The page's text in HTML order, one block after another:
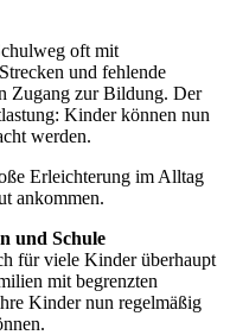
oft mit
und fehlende
Zugang zur Bildung. Der
Kinder können nun
werden.
Erleichterung im Alltag
ankommen.
und Schule
für viele Kinder überhaupt
mit begrenzten
Kinder nun regelmäßig